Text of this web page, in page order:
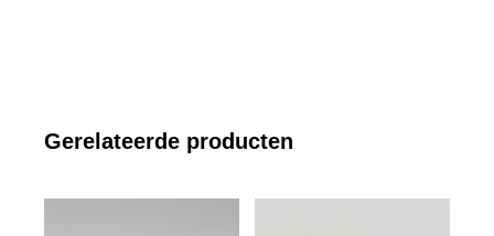
Gerelateerde producten